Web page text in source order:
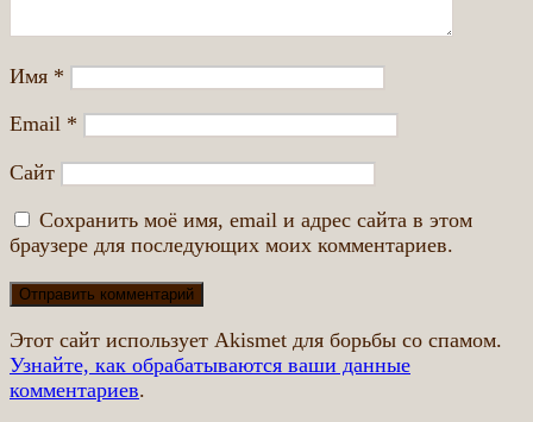
Имя *
Email *
Сайт
Сохранить моё имя, email и адрес сайта в этом
браузере для последующих моих комментариев.
Этот сайт использует Akismet для борьбы со спамом.
Узнайте, как обрабатываются ваши данные
комментариев.